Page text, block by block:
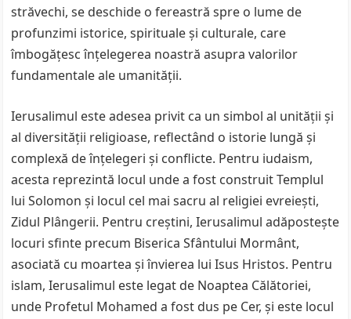
străvechi, se deschide o fereastră spre o lume de
profunzimi istorice, spirituale și culturale, care
îmbogățesc înțelegerea noastră asupra valorilor
fundamentale ale umanității.
Ierusalimul este adesea privit ca un simbol al unității și
al diversității religioase, reflectând o istorie lungă și
complexă de înțelegeri și conflicte. Pentru iudaism,
acesta reprezintă locul unde a fost construit Templul
lui Solomon și locul cel mai sacru al religiei evreiești,
Zidul Plângerii. Pentru creștini, Ierusalimul adăpostește
locuri sfinte precum Biserica Sfântului Mormânt,
asociată cu moartea și învierea lui Isus Hristos. Pentru
islam, Ierusalimul este legat de Noaptea Călătoriei,
unde Profetul Mohamed a fost dus pe Cer, și este locul